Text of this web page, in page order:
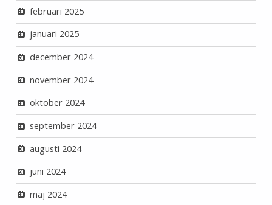
februari 2025
januari 2025
december 2024
november 2024
oktober 2024
september 2024
augusti 2024
juni 2024
maj 2024